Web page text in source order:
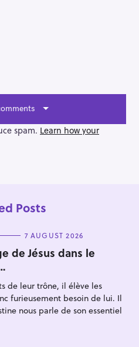
spam. Learn how your
Posts
7 AUGUST 2026
de Jésus dans le
de leur trône, il élève les
furieusement besoin de lui. Il
nous parle de son essentiel